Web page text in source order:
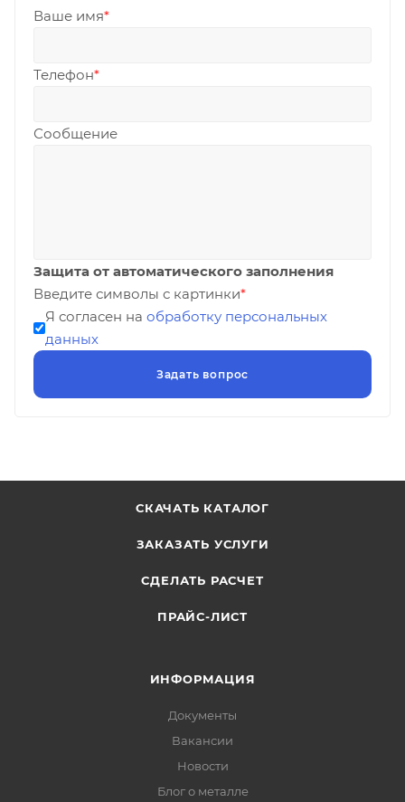
Ваше имя*
Телефон*
Сообщение
Защита от автоматического заполнения
Введите символы с картинки*
Я согласен на обработку персональных
данных
СКАЧАТЬ КАТАЛОГ
ЗАКАЗАТЬ УСЛУГИ
СДЕЛАТЬ РАСЧЕТ
ПРАЙС-ЛИСТ
ИНФОРМАЦИЯ
Документы
Вакансии
Новости
Блог о металле